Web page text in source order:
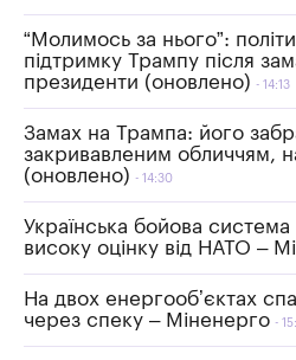
“Молимось за нього”:
підтримку Трампу після
президенти (оновлено)
14:13
Замах на Трампа: його
закривавленим обличчям,
(оновлено)
14:30
Українська бойова
високу оцінку від НАТО –
На двох енергообʼєктах
через спеку – Міненерго